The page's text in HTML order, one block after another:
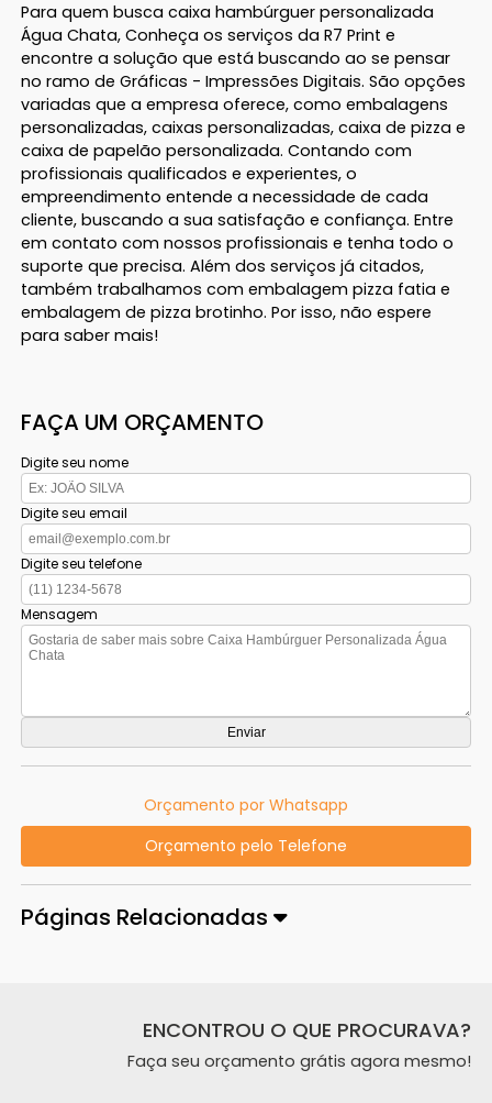
Para quem busca caixa hambúrguer personalizada
Água Chata, Conheça os serviços da R7 Print e
encontre a solução que está buscando ao se pensar
no ramo de Gráficas - Impressões Digitais. São opções
variadas que a empresa oferece, como embalagens
personalizadas, caixas personalizadas, caixa de pizza e
caixa de papelão personalizada. Contando com
profissionais qualificados e experientes, o
empreendimento entende a necessidade de cada
cliente, buscando a sua satisfação e confiança. Entre
em contato com nossos profissionais e tenha todo o
suporte que precisa. Além dos serviços já citados,
também trabalhamos com embalagem pizza fatia e
embalagem de pizza brotinho. Por isso, não espere
para saber mais!
FAÇA UM ORÇAMENTO
Digite seu nome
Digite seu email
Digite seu telefone
Mensagem
Orçamento por Whatsapp
Orçamento pelo Telefone
Páginas Relacionadas
ENCONTROU O QUE PROCURAVA?
Faça seu orçamento grátis agora mesmo!